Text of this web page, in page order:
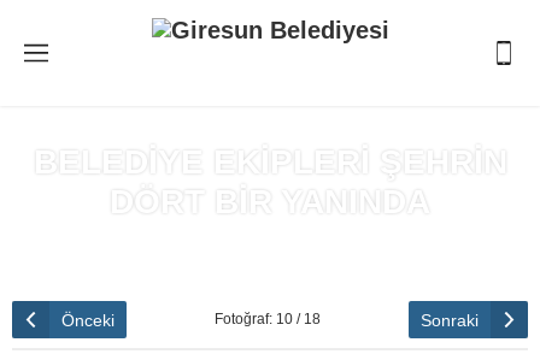
BELEDİYE EKİPLERİ ŞEHRİN
DÖRT BİR YANINDA
Önceki Fotoğraf: 10 / 18 Sonraki